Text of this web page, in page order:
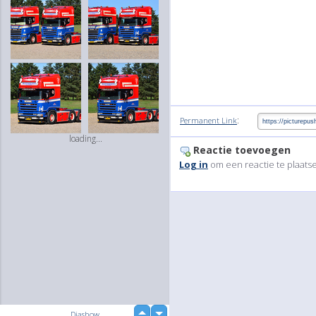
loading...
Permanent Link:
Reactie toevoegen
Log in om een reactie te